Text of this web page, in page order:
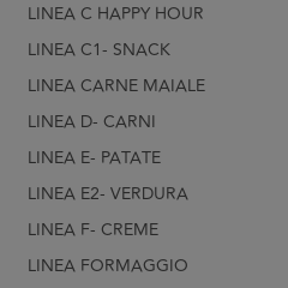
LINEA C HAPPY HOUR
LINEA C1- SNACK
LINEA CARNE MAIALE
LINEA D- CARNI
LINEA E- PATATE
LINEA E2- VERDURA
LINEA F- CREME
LINEA FORMAGGIO